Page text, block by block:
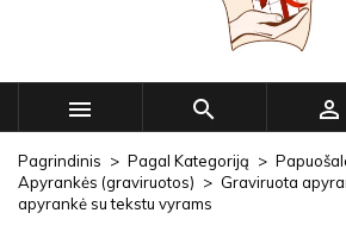
  
Pagrindinis Pagal Kategoriją
Apyrankės (graviruotos)
Graviruota
apyrankė su tekstu vyrams